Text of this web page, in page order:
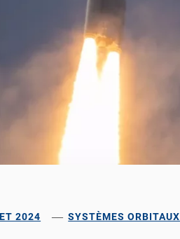
2024 SYSTÈMES ORBITAUX